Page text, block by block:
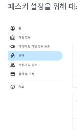
패스키 설정을 위해